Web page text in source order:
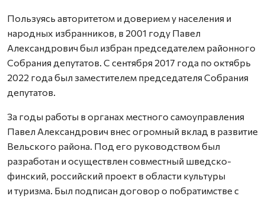
Пользуясь авторитетом и доверием у населения и
народных избранников, в 2001 году Павел
Александрович был избран председателем районного
Собрания депутатов. С сентября 2017 года по октябрь
2022 года был заместителем председателя Собрания
депутатов.
За годы работы в органах местного самоуправления
Павел Александрович внес огромный вклад в развитие
Вельского района. Под его руководством был
разработан и осуществлен совместный шведско-
финский, российский проект в области культуры
и туризма. Был подписан договор о побратимстве с